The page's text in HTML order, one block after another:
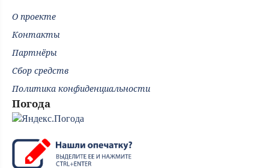
О проекте
Контакты
Партнёры
Сбор средств
Политика конфиденциальности
Погода